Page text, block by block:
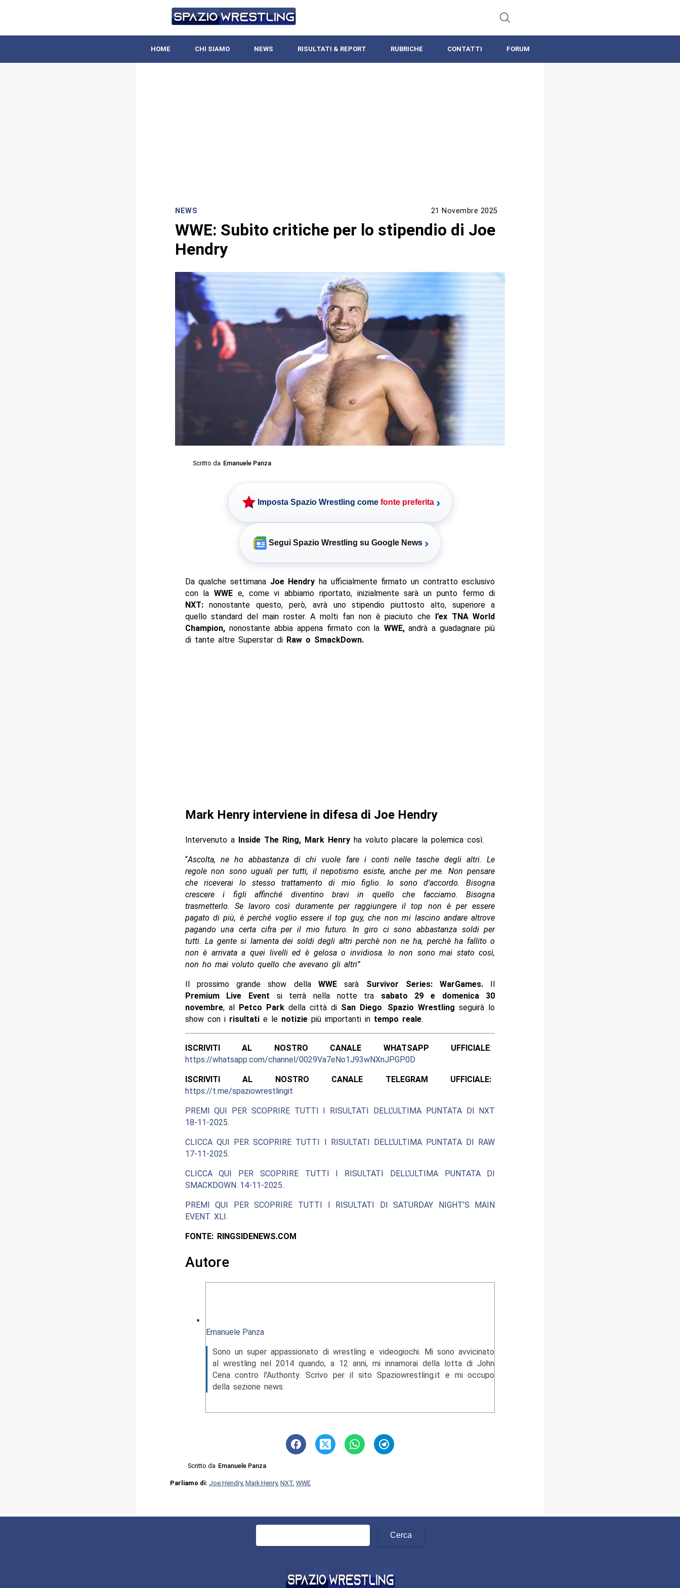
HOME CHI SIAMO NEWS RISULTATI & REPORT RUBRICHE CONTATTI FORUM
NEWS 21 Novembre 2025
WWE: Subito critiche per lo stipendio di Joe
Hendry
Scritto da Emanuele Panza
Imposta Spazio Wrestling come fonte preferita ›
Segui Spazio Wrestling su Google News ›
Da qualche settimana Joe Hendry ha ufficialmente firmato un contratto esclusivo
con laWWE e, come vi abbiamo riportato, inizialmente sarà un punto fermo di
NXT:nonostante questo, però, avrà uno stipendio piuttosto alto, superiore a
quello standard del main roster. A molti fan non è piaciuto che l’ex TNA World
Champion,nonostante abbia appena firmato con la WWE,andrà a guadagnare più
di tante altre Superstar di Raw o SmackDown.
Mark Henry interviene in difesa di Joe Hendry
Intervenuto a Inside The Ring, Mark Henryha voluto placare la polemica così:
“Ascolta, ne ho abbastanza di chi vuole fare i conti nelle tasche degli altri. Le
regole non sono uguali per tutti, il nepotismo esiste, anche per me. Non pensare
che riceverai lo stesso trattamento di mio figlio. Io sono d’accordo. Bisogna
crescere i figli affinché diventino bravi in quello che facciamo. Bisogna
trasmetterlo. Se lavoro così duramente per raggiungere il top non è per essere
pagato di più, è perché voglio essere il top guy, che non mi lascino andare altrove
pagando una certa cifra per il mio futuro. In giro ci sono abbastanza soldi per
tutti. La gente si lamenta dei soldi degli altri perchè non ne ha, perchè ha fallito o
non è arrivata a quei livelli ed è gelosa o invidiosa. Io non sono mai stato così,
non ho mai voluto quello che avevano gli altri”
Il prossimo grande show della WWE sarà Survivor Series: WarGames. Il
Premium Live Event si terrà nella notte tra sabato 29 e domenica 30
novembre, al Petco Parkdella città di San Diego. Spazio Wrestling seguirà lo
show con i risultatie le notiziepiù importanti in tempo reale.
ISCRIVITI AL NOSTRO CANALE WHATSAPP UFFICIALE:
https://whatsapp.com/channel/0029Va7eNo1J93wNXnJPGP0D
ISCRIVITI AL NOSTRO CANALE TELEGRAM UFFICIALE:
https://t.me/spaziowrestlingit
PREMI QUI PER SCOPRIRE TUTTI I RISULTATI DELL’ULTIMA PUNTATA DI NXT
18-11-2025.
CLICCA QUI PER SCOPRIRE TUTTI I RISULTATI DELL’ULTIMA PUNTATA DI RAW
17-11-2025.
CLICCA QUI PER SCOPRIRE TUTTI I RISULTATI DELL’ULTIMA PUNTATA DI
SMACKDOWN 14-11-2025.
PREMI QUI PER SCOPRIRE TUTTI I RISULTATI DI SATURDAY NIGHT’S MAIN
EVENT XLI.
FONTE: RINGSIDENEWS.COM
Autore
Emanuele Panza
Sono un super appassionato di wrestling e videogiochi. Mi sono avvicinato
al wrestling nel 2014 quando, a 12 anni, mi innamorai della lotta di John
Cena contro l'Authority. Scrivo per il sito Spaziowrestling.it e mi occupo
della sezione news.
Scritto da Emanuele Panza
Parliamo di: Joe Hendry, Mark Henry, NXT WWE
Ricerca